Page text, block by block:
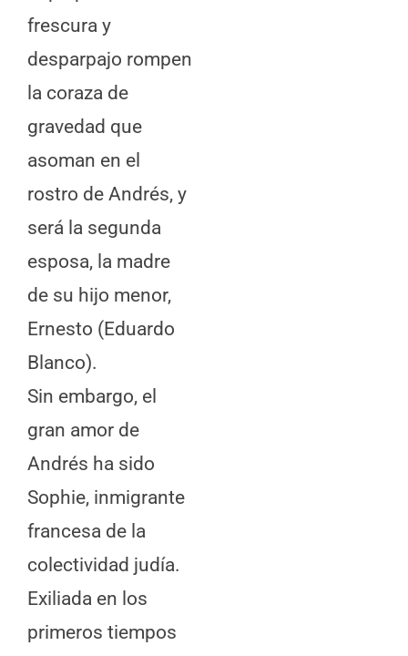
frescura y
desparpajo rompen
la coraza de
gravedad que
asoman en el
rostro de Andrés, y
será la segunda
esposa, la madre
de su hijo menor,
Ernesto (Eduardo
Blanco).
Sin embargo, el
gran amor de
Andrés ha sido
Sophie, inmigrante
francesa de la
colectividad judía.
Exiliada en los
primeros tiempos